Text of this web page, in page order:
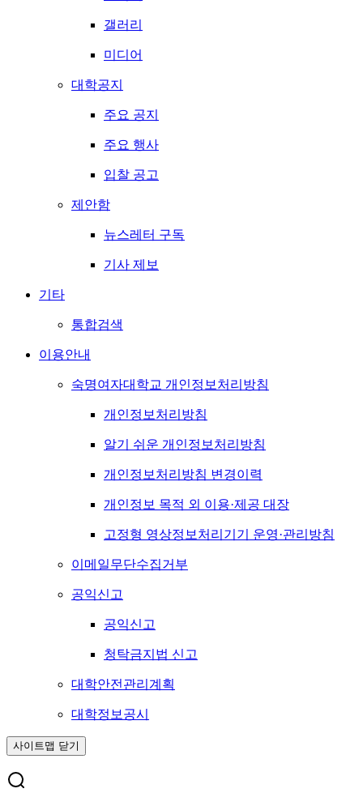
갤러리
미디어
대학공지
주요 공지
주요 행사
입찰 공고
제안함
뉴스레터 구독
기사 제보
기타
통합검색
이용안내
숙명여자대학교 개인정보처리방침
개인정보처리방침
알기 쉬운 개인정보처리방침
개인정보처리방침 변경이력
개인정보 목적 외 이용·제공 대장
고정형 영상정보처리기기 운영·관리방침
이메일무단수집거부
공익신고
공익신고
청탁금지법 신고
대학안전관리계획
대학정보공시
사이트맵 닫기